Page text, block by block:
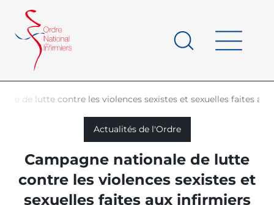
contenu
principal
d'Arianede lutte contre les violences sexistes et sexuelles faites
Actualités de l'Ordre
Campagne nationale de lutte
contre les violences sexistes et
sexuelles faites aux infirmiers
page
Panneau de gestion des cookies